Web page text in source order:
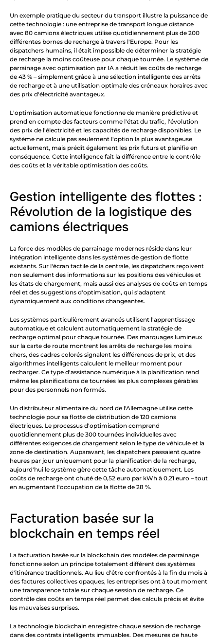
Un exemple pratique du secteur du transport illustre la puissance de
cette technologie : une entreprise de transport longue distance
avec 80 camions électriques utilise quotidiennement plus de 200
différentes bornes de recharge à travers l'Europe. Pour les
dispatchers humains, il était impossible de déterminer la stratégie
de recharge la moins coûteuse pour chaque tournée. Le système de
parrainage avec optimisation par IA a réduit les coûts de recharge
de 43 % – simplement grâce à une sélection intelligente des arrêts
de recharge et à une utilisation optimale des créneaux horaires avec
des prix d'électricité avantageux.
L'optimisation automatique fonctionne de manière prédictive et
prend en compte des facteurs comme l'état du trafic, l'évolution
des prix de l'électricité et les capacités de recharge disponibles. Le
système ne calcule pas seulement l'option la plus avantageuse
actuellement, mais prédit également les prix futurs et planifie en
conséquence. Cette intelligence fait la différence entre le contrôle
des coûts et la véritable optimisation des coûts.
Gestion intelligente des flottes :
Révolution de la logistique des
camions électriques
La force des modèles de parrainage modernes réside dans leur
intégration intelligente dans les systèmes de gestion de flotte
existants. Sur l'écran tactile de la centrale, les dispatchers reçoivent
non seulement des informations sur les positions des véhicules et
les états de chargement, mais aussi des analyses de coûts en temps
réel et des suggestions d'optimisation, qui s'adaptent
dynamiquement aux conditions changeantes.
Les systèmes particulièrement avancés utilisent l'apprentissage
automatique et calculent automatiquement la stratégie de
recharge optimal pour chaque tournée. Des marquages lumineux
sur la carte de route montrent les arrêts de recharge les moins
chers, des cadres colorés signalent les différences de prix, et des
algorithmes intelligents calculent le meilleur moment pour
recharger. Ce type d'assistance numérique à la planification rend
même les planifications de tournées les plus complexes gérables
pour des personnels non formés.
Un distributeur alimentaire du nord de l'Allemagne utilise cette
technologie pour sa flotte de distribution de 120 camions
électriques. Le processus d'optimisation comprend
quotidiennement plus de 300 tournées individuelles avec
différentes exigences de chargement selon le type de véhicule et la
zone de destination. Auparavant, les dispatchers passaient quatre
heures par jour uniquement pour la planification de la recharge,
aujourd'hui le système gère cette tâche automatiquement. Les
coûts de recharge ont chuté de 0,52 euro par kWh à 0,21 euro – tout
en augmentant l'occupation de la flotte de 28 %.
Facturation basée sur la
blockchain en temps réel
La facturation basée sur la blockchain des modèles de parrainage
fonctionne selon un principe totalement différent des systèmes
d'itinérance traditionnels. Au lieu d'être confrontés à la fin du mois à
des factures collectives opaques, les entreprises ont à tout moment
une transparence totale sur chaque session de recharge. Ce
contrôle des coûts en temps réel permet des calculs précis et évite
les mauvaises surprises.
La technologie blockchain enregistre chaque session de recharge
dans des contrats intelligents immuables. Des mesures de haute